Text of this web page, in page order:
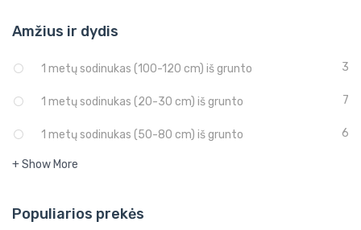
Amžius ir dydis
1 metų sodinukas (100-120 cm) iš grunto 3
1 metų sodinukas (20-30 cm) iš grunto 7
1 metų sodinukas (50-80 cm) iš grunto 6
+ Show More
Populiarios prekės